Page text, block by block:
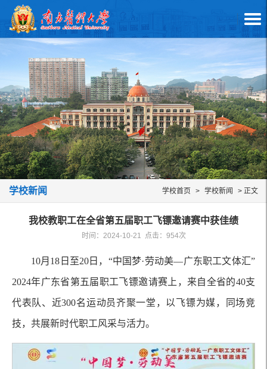
学校新闻 学校首页 > 学校新闻 > 正文
我校教职工在全省第五届职工飞镖邀请赛中获佳绩
时间：2024-10-21 点击： 954次
10月18日至20日，“中国梦·劳动美—广东职工文体汇”
2024年广东省第五届职工飞镖邀请赛上，来自全省的40支
代表队、近300名运动员齐聚一堂，以飞镖为媒，同场竞
技，共展新时代职工风采与活力。